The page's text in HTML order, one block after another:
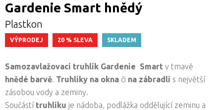
Gardenie Smart hnědý
Plastkon
VÝPRODEJ 20 % SLEVA SKLADEM
Samozavlažovací truhlík Gardenie Smart v tmavě
hnědé barvě. Truhlíky na okna či na zábradlí s největší
zásobou vody a zeminy.
Součástí truhlíku je nádoba, podlážka oddělující zeminu a